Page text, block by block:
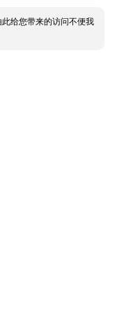
给您带来的访问不便我